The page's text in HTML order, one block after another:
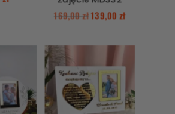
169,00 zł139,00 zł